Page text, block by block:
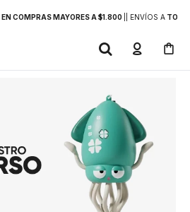
EN COMPRAS MAYORES A $1.800 | ENVÍOS ATODO